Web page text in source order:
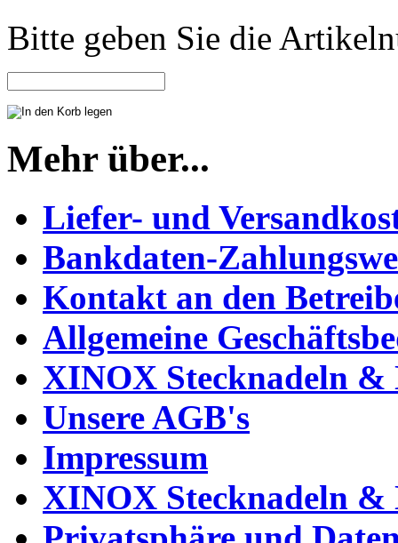
Bitte geben Sie die
Mehr über...
Liefer- und
Bankdaten-
Kontakt an den
Allgemeine
XINOX Stecknadeln
Unsere AGB's
Impressum
XINOX Stecknadeln